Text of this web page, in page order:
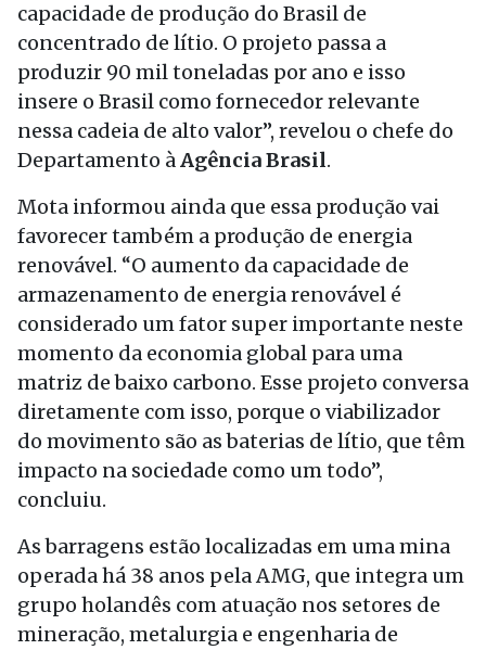
capacidade de produção do Brasil de
concentrado de lítio. O projeto passa a
produzir 90 mil toneladas por ano e isso
insere o Brasil como fornecedor relevante
nessa cadeia de alto valor”, revelou o chefe do
Departamento àAgência Brasil.
Mota informou ainda que essa produção vai
favorecer também a produção de energia
renovável. “O aumento da capacidade de
armazenamento de energia renovável é
considerado um fator super importante neste
momento da economia global para uma
matriz de baixo carbono. Esse projeto conversa
diretamente com isso, porque o viabilizador
do movimento são as baterias de lítio, que têm
impacto na sociedade como um todo”,
concluiu.
As barragens estão localizadas em uma mina
operada há 38 anos pela AMG, que integra um
grupo holandês com atuação nos setores de
mineração, metalurgia e engenharia de